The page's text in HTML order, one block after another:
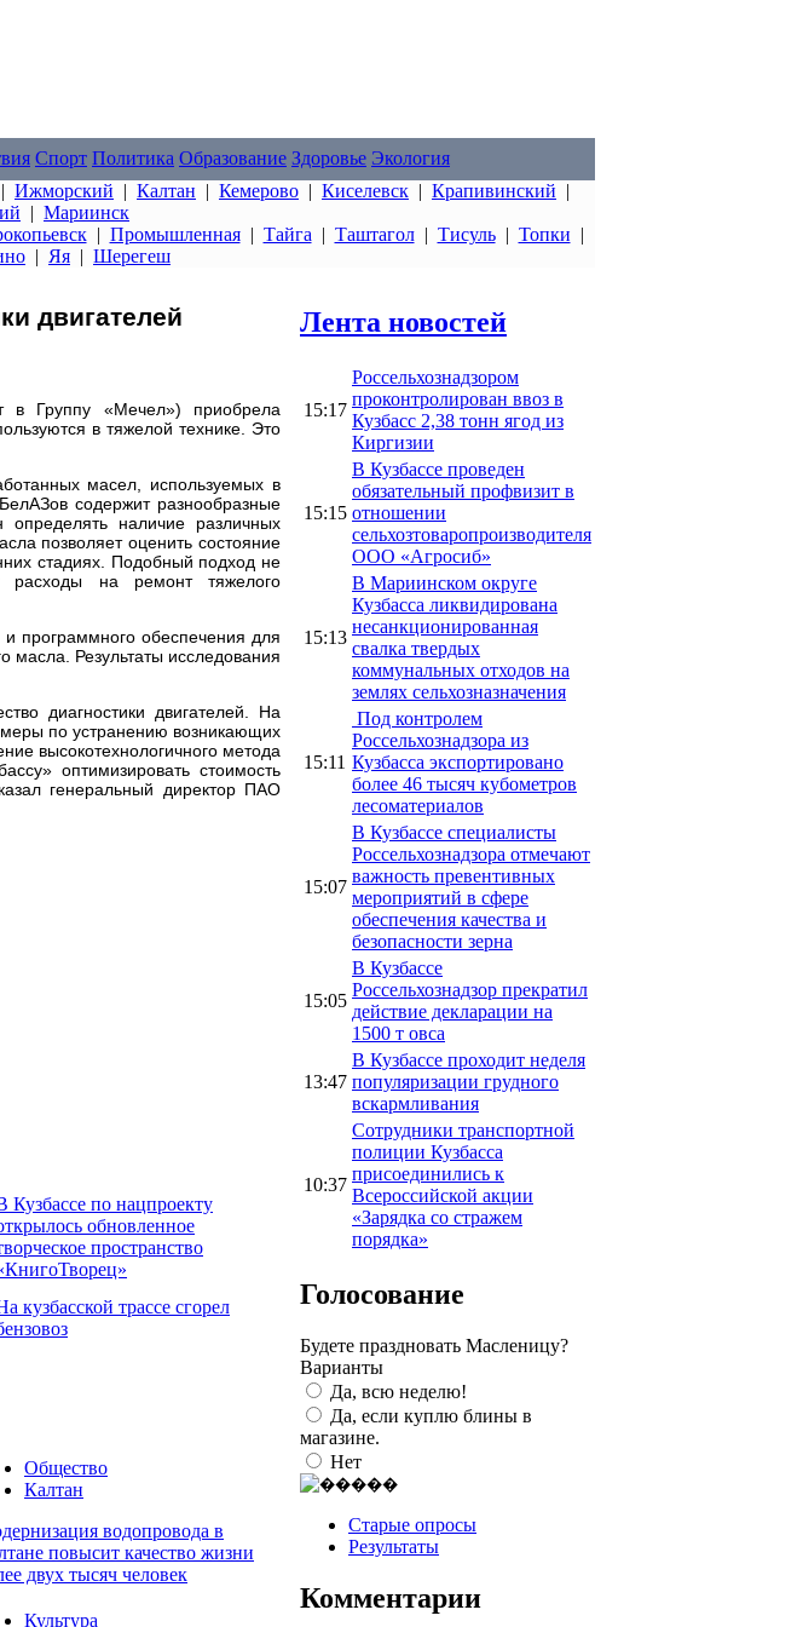
Спорт Политика Образование Здоровье Экология
| Ижморский | Калтан | Кемерово | Киселевск | Крапивинский |
| Мариинск
| Промышленная| Тайга | Таштагол| Тисуль| Топки |
| Яя | Шерегеш
двигателей
в Группу «Мечел») приобрела
в тяжелой технике. Это
масел, используемых в
содержит разнообразные
определять наличие различных
позволяет оценить состояние
стадиях. Подобный подход не
расходы на ремонт тяжелого
программного обеспечения для
масла. Результаты исследования
диагностики двигателей. На
по устранению возникающих
высокотехнологичного метода
оптимизировать стоимость
генеральный директор ПАО
Кузбассе по нацпроекту
обновленное
пространство
кузбасской трассе сгорел
Общество
Калтан
водопровода в
повысит качество жизни
двух тысяч человек
Культура
Лента новостей
15:17
Россельхознадзором
проконтролирован ввоз в
Кузбасс 2,38 тонн ягод из
Киргизии
15:15
В Кузбассе проведен
обязательный профвизит в
отношении
сельхозтоваропроизводителя
ООО «Агросиб»
15:13
В Мариинском округе
Кузбасса ликвидирована
несанкционированная
свалка твердых
коммунальных отходов на
землях сельхозназначения
15:11
Под контролем
Россельхознадзора из
Кузбасса экспортировано
более 46 тысяч кубометров
лесоматериалов
15:07
В Кузбассе специалисты
Россельхознадзора отмечают
важность превентивных
мероприятий в сфере
обеспечения качества и
безопасности зерна
15:05
В Кузбассе
Россельхознадзор прекратил
действие декларации на
1500 т овса
13:47
В Кузбассе проходит неделя
популяризации грудного
вскармливания
10:37
Сотрудники транспортной
полиции Кузбасса
присоединились к
Всероссийской акции
«Зарядка со стражем
порядка»
Голосование
Будете праздновать Масленицу?
Варианты
Да, всю неделю!
Да, если куплю блины в
магазине.
Нет
Старые опросы
Результаты
Комментарии